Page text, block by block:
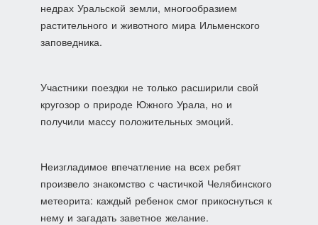
недрах Уральской земли, многообразием
растительного и животного мира Ильменского
заповедника.
Участники поездки не только расширили свой
кругозор о природе Южного Урала, но и
получили массу положительных эмоций.
Неизгладимое впечатление на всех ребят
произвело знакомство с частичкой Челябинского
метеорита: каждый ребенок смог прикоснуться к
нему и загадать заветное желание.